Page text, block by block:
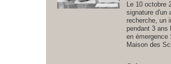
Le 10 octobre
signature d'un
recherche, un
pendant 3 ans
en émergence
Maison des